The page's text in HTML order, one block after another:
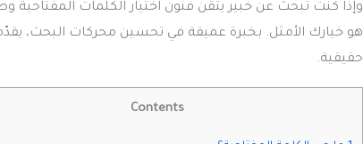
وإذا كنت تبحث عن خبير يتقن فنون اختيار الكلمات
حقيقية.
Contents